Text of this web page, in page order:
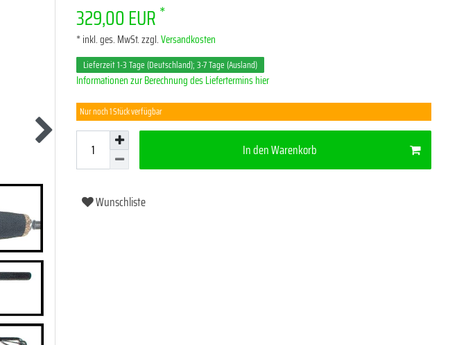
329,00 EUR *
* inkl. ges. MwSt. zzgl.Versandkosten
Lieferzeit 1-3 Tage (Deutschland); 3-7 Tage (Ausland)
Informationen zur Berechnung des Liefertermins hier
Nur noch 1 Stück verfügbar
In den Warenkorb
Wunschliste